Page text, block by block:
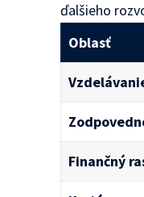
ďalšieho
Oblasť
Finančný